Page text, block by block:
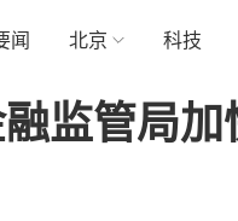
闻 北京 科技
监管局